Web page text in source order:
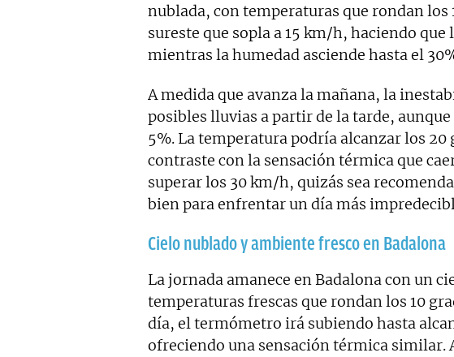
nublada, con temperaturas que rondan los
sureste que sopla a 15 km/h, haciendo que
mientras la humedad asciende hasta el
A medida que avanza la mañana, la
posibles lluvias a partir de la tarde,
5%. La temperatura podría alcanzar los
contraste con la sensación térmica que
superar los 30 km/h, quizás sea
bien para enfrentar un día más
Cielo nublado y ambiente fresco en Badalona
La jornada amanece en Badalona con un
temperaturas frescas que rondan los 10
día, el termómetro irá subiendo hasta
ofreciendo una sensación térmica similar.